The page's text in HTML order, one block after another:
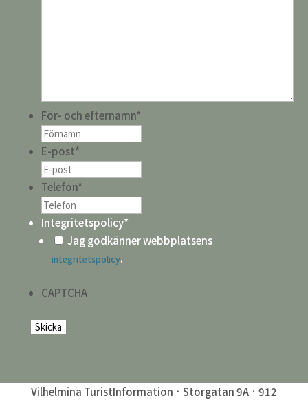
För- och efternamn*
E-post*
Telefon*
Integritetspolicy*
Jag godkänner webbplatsens
integritetspolicy.
CAPTCHA
Vilhelmina TuristInformation · Storgatan 9A · 912